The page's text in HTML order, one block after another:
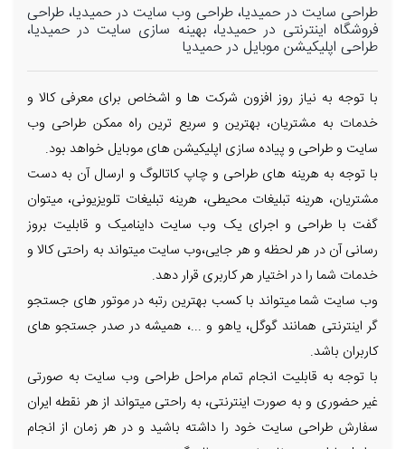
طراحی سایت در حمیدیا، طراحی وب سایت در حمیدیا، طراحی
فروشگاه اینترنتی در حمیدیا، بهینه سازی سایت در حمیدیا،
طراحی اپلیکیشن موبایل در حمیدیا
با توجه به نیاز روز افزون شرکت ها و اشخاص برای معرفی کالا و
خدمات به مشتریان، بهترین و سریع ترین راه ممکن طراحی وب
سایت و طراحی و پیاده سازی اپلیکیشن های موبایل خواهد بود.
با توجه به هرینه های طراحی و چاپ کاتالوگ و ارسال آن به دست
مشتریان، هرینه تبلیغات محیطی، هرینه تبلیغات تلویزیونی، میتوان
گفت با طراحی و اجرای یک وب سایت داینامیک و قابلیت بروز
رسانی آن در هر لحظه و هر جایی،وب سایت میتواند به راحتی کالا و
خدمات شما را در اختیار هر کاربری قرار دهد.
وب سایت شما میتواند با کسب بهترین رتبه در موتور های جستجو
گر اینترنتی همانند گوگل، یاهو و ...، همیشه در صدر جستجو های
کاربران باشد.
با توجه به قابلیت انجام تمام مراحل طراحی وب سایت به صورتی
غیر حضوری و به صورت اینترنتی، به راحتی میتواند از هر نقطه ایران
سفارش طراحی سایت خود را داشته باشید و در هر زمان از انجام